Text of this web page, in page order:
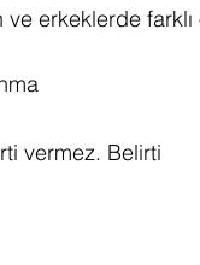
erkeklerde farklı
vermez. Belirti